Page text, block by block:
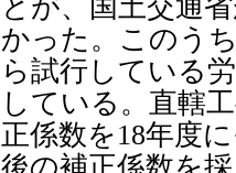
とが、国土交通
かった。このう
ら試行している
している。直轄
正係数を18年度